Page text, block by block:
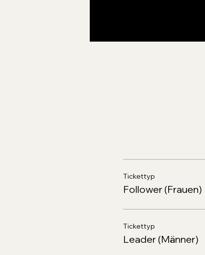
Tickettyp
Follower (Frauen)
Tickettyp
Leader (Männer)